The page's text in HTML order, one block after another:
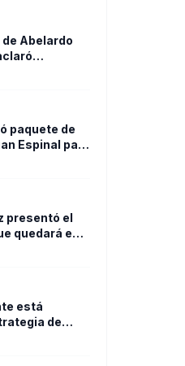
Abelardo
paquete de
Espinal para
energética
presentó el
quedará en
al
está
de
con alcaldes